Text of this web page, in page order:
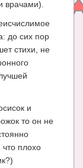
врачами).
до сих пор
стихи, не
и
то он не
что плохо